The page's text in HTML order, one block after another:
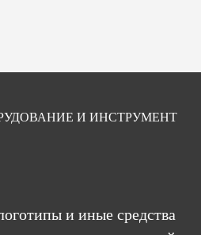
И ИНСТРУМЕНТ
и иные средства